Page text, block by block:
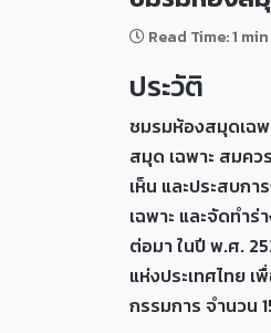
Read Time: 1 min
ประวัติ
ชมรมห้องสมุดเฉ
สมุด เฉพาะ สมค
เห็น และประสบก
เฉพาะ และจัดทำ
ต่อมา ในปี พ.ศ.
แห่งประเทศไทย
กรรมการ จำนวน